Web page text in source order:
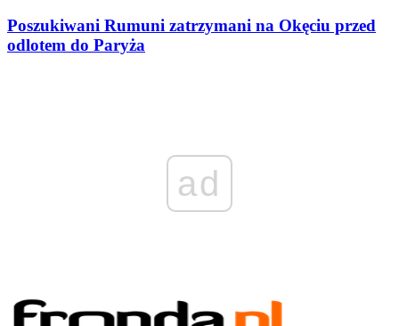
Poszukiwani Rumuni zatrzymani na Okęciu przed
odlotem do Paryża
ad